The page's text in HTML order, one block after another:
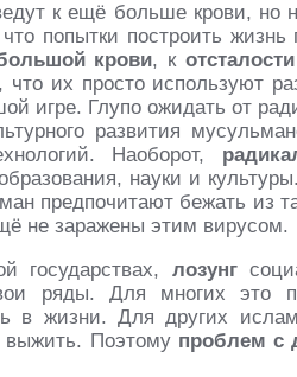
к ещё больше крови, но
попытки построить жизнь
крови, котсталости
их просто используют
игре. Глупо ожидать от
развития
Наоборот,
науки и
предпочитают бежать из
не заражены этим вирусом.
государствах, лозунг
ряды. Для многих это
в жизни. Для других
выжить. Поэтому проблем с